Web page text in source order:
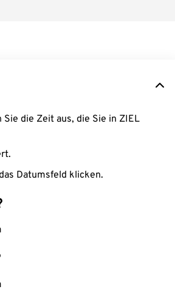
Sie die Zeit aus, die Sie in ZIEL
Datumsfeld klicken.